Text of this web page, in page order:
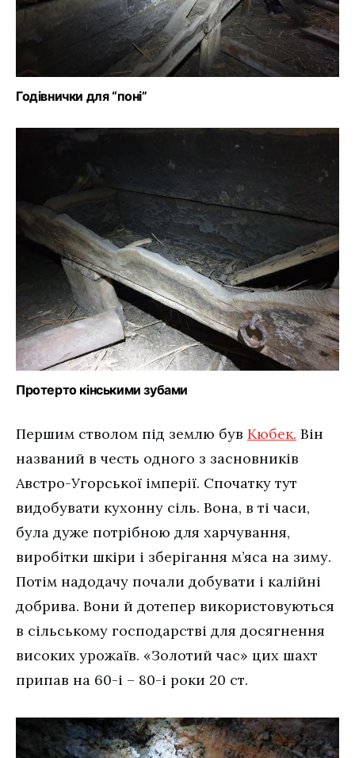
Годівнички для “поні”
Протерто кінськими зубами
Першим стволом під землю був Кюбек. Він
названий в честь одного з засновників
Австро-Угорської імперії. Спочатку тут
видобувати кухонну сіль. Вона, в ті часи,
була дуже потрібною для харчування,
виробітки шкіри і зберігання м’яса на зиму.
Потім надодачу почали добувати і калійні
добрива. Вони й дотепер використовуються
в сільському господарстві для досягнення
високих урожаїв. «Золотий час» цих шахт
припав на 60-і – 80-і роки 20 ст.